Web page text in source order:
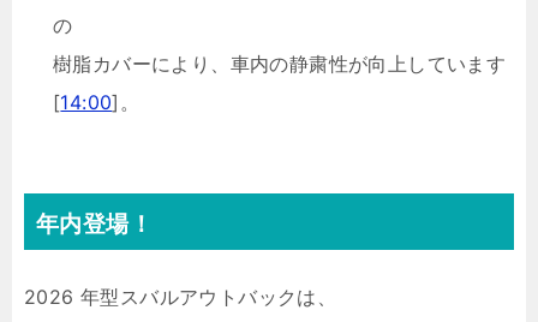
の
樹脂カバーにより、車内の静粛性が向上しています
[14:00]。
年内登場！
2026 年型スバルアウトバックは、